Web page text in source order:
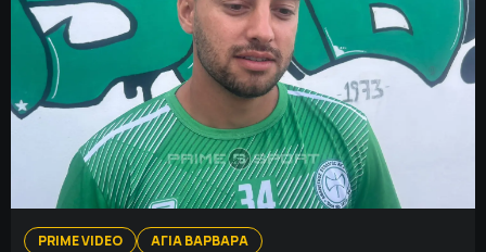
PRIME VIDEO ΑΓΙΑ ΒΑΡΒΑΡΑ